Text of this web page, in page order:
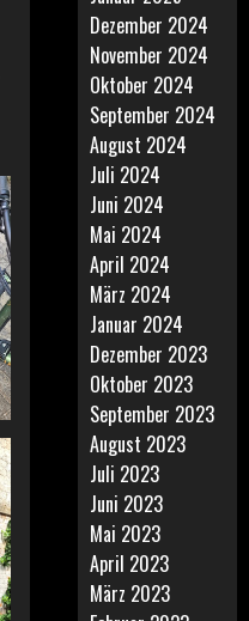
Dezember 2024
November 2024
Oktober 2024
September 2024
August 2024
Juli 2024
Juni 2024
Mai 2024
April 2024
März 2024
Januar 2024
Dezember 2023
Oktober 2023
September 2023
August 2023
Juli 2023
Juni 2023
Mai 2023
April 2023
März 2023